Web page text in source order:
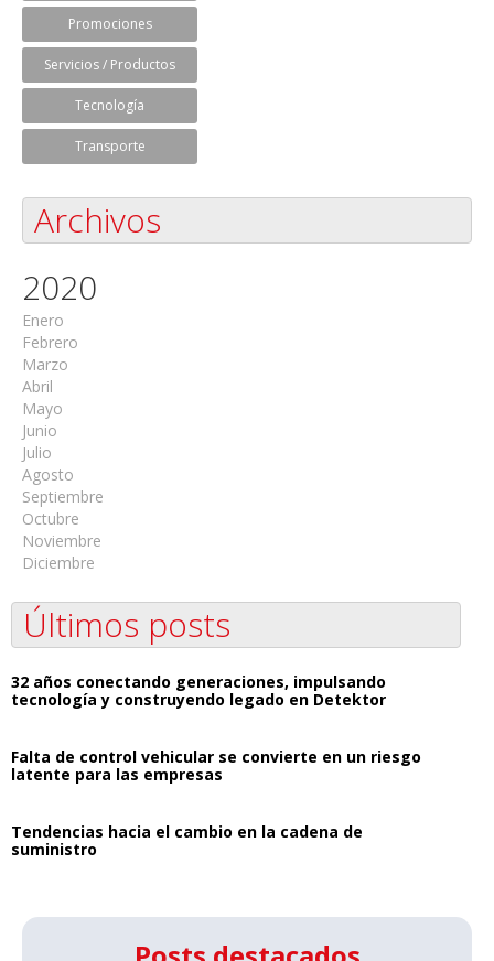
Promociones
Servicios / Productos
Tecnología
Transporte
Archivos
2020
Enero
Febrero
Marzo
Abril
Mayo
Junio
Julio
Agosto
Septiembre
Octubre
Noviembre
Diciembre
Últimos posts
32 años conectando generaciones, impulsando
tecnología y construyendo legado en Detektor
Falta de control vehicular se convierte en un riesgo
latente para las empresas
Tendencias hacia el cambio en la cadena de
suministro